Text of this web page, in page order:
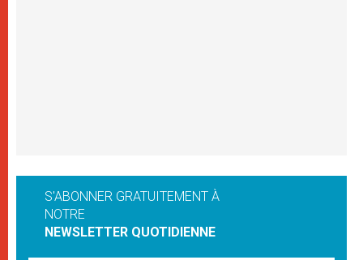
S'ABONNER GRATUITEMENT À
NOTRE
NEWSLETTER QUOTIDIENNE